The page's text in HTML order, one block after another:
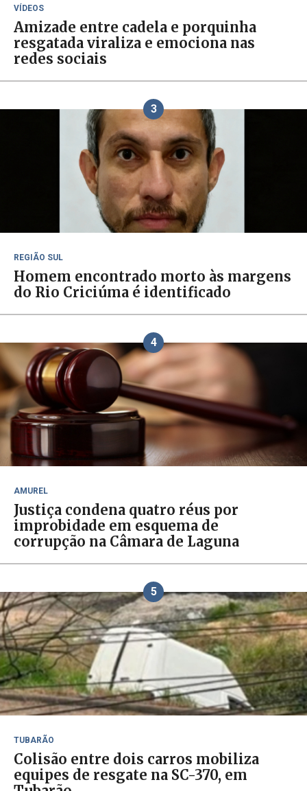
VÍDEOS
Amizade entre cadela e porquinha
resgatada viraliza e emociona nas
redes sociais
3
REGIÃO SUL
Homem encontrado morto às margens
do Rio Criciúma é identificado
4
AMUREL
Justiça condena quatro réus por
improbidade em esquema de
corrupção na Câmara de Laguna
5
TUBARÃO
Colisão entre dois carros mobiliza
equipes de resgate na SC-370, em